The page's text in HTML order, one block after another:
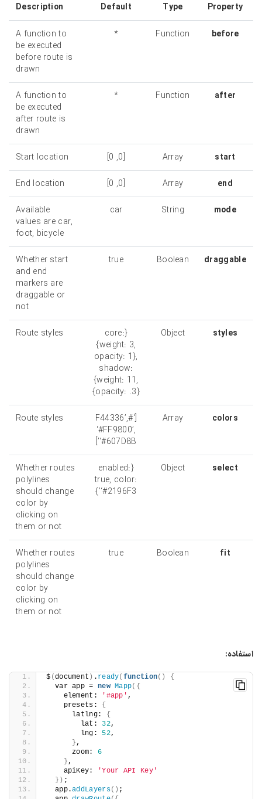
Property
Type
Default
Description
before
Function
*
A function to
be executed
before route is
drawn
after
Function
*
A function to
be executed
after route is
drawn
start
Array
[0, 0]
Start location
end
Array
[0, 0]
End location
mode
String
car
Available
values are car,
foot, bicycle
draggable
Boolean
true
Whether start
and end
markers are
draggable or
not
styles
Object
{core:
{weight: 3,
opacity: 1},
shadow:
{weight: 11,
opacity: .3}}
Route styles
colors
Array
[‘#F44336’,
‘#FF9800’,
‘#607D8B’]
Route styles
select
Object
{enabled:
true, color:
‘#2196F3’}
Whether routes
polylines
should change
color by
clicking on
them or not
fit
Boolean
true
Whether routes
polylines
should change
color by
clicking on
them or not
استفاده:
$ (document ) . ready( function()
{
  var app =
new Mapp({
    element:
'#app' ,
    presets:
{
      latlng:
{
        lat:
32,
        lng:
52,
},
      zoom:
6
},
    apiKey:
'Your API Key'
}) ;
  app.
addLayers() ;